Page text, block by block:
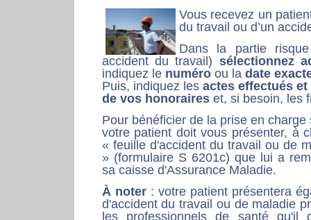
Vous recevez un
du travail ou d’un
Dans la partie
accident du travail) sélectionnez
indiquez le numéroou la date
Puis, indiquez les actes effectués
de vos honoraireset, si besoin, les
Pour bénéficier de la prise en
votre patient doit vous présenter, à
« feuille d'accident du travail ou de
» (formulaire S 6201c) que lui a
sa caisse d'Assurance Maladie.
À noter: votre patient présentera
d'accident du travail ou de maladie
les professionnels de santé qu'il